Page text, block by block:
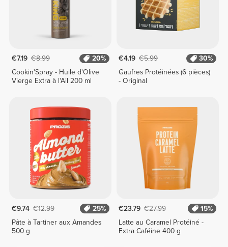
€7.19 €8.99
20%
Cookin'Spray - Huile d'Olive
Vierge Extra à l'Ail 200 ml
€4.19 €5.99
30%
Gaufres Protéinées (6 pièces)
- Original
€9.74 €12.99
25%
Pâte à Tartiner aux Amandes
500 g
€23.79 €27.99
15%
Latte au Caramel Protéiné -
Extra Caféine 400 g